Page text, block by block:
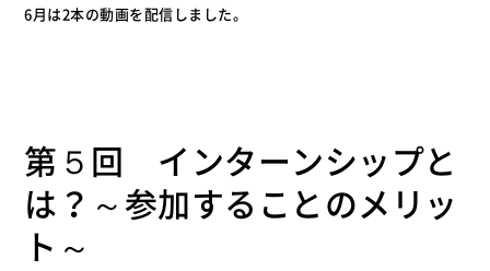
6月は2本の動画を配信しました。
第５回 インターンシップと
は？～参加することのメリッ
ト～